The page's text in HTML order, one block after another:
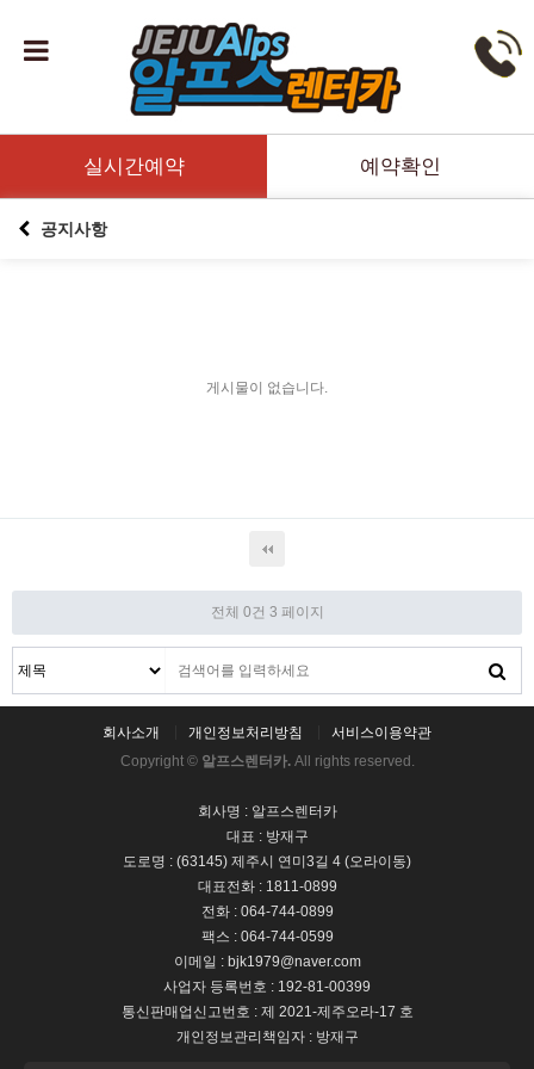
실시간예약 예약확인
공지사항
게시물이 없습니다.
전체 0건 3 페이지
회사소개 개인정보처리방침
서비스이용약관
Copyright © 알프스렌터카.All rights reserved.
회사명 : 알프스렌터카
대표 : 방재구
도로명 : (63145) 제주시 연미3길 4 (오라이동)
대표전화 : 1811-0899
전화 : 064-744-0899
팩스 : 064-744-0599
이메일 : bjk1979@naver.com
사업자 등록번호 : 192-81-00399
통신판매업신고번호 : 제 2021-제주오라-17 호
개인정보관리책임자 : 방재구